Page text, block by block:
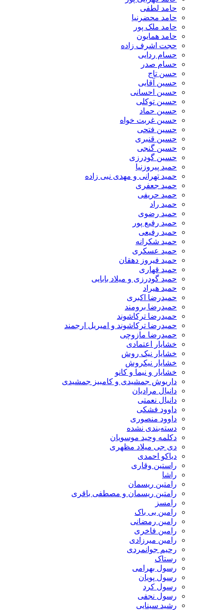
حامد لطفی
حامد محضرنیا
حامد ملک پور
حامد همایون
حجت اشرف زاده
حسام ردایی
حسام صدر
حسن تاج
حسین آقایی
حسین احسانی
حسین توکلی
حسین حماد
حسین غربت خواه
حسین فتحی
حسین قنبری
حسین گنجی
حسین گودرزی
حمید پیروزنیا
حمید تهرانی و مهدی نبی زاده
حمید جعفری
حمید حریفی
حمید راد
حمید رضوی
حمید رفیع پور
حمید رفیعی
حمید شکرانه
حمید عسکری
حمید فیروز دهقان
حمید قهاری
حمید گودرزی و میلاد بابایی
حمید هیراد
حمیدرضا اکبری
حمیدرضا برومند
حمیدرضا ترکاشوند
حمیدرضا ترکاشوند و امیریل ارجمند
حمیدرضا مازوچی
خشایار اعتمادی
خشایار نیک روش
خشایار نیکروش
خشایار و نیما و کانو
داریوش جمشیدی و کامبیز جمشیدی
دانیال مرادیان
دانیال نعمتی
داوود فشکی
داوود منصوری
دسته‌بندی نشده
دکلمه وحید موسویان
دی جی میلاد مظهری
دیاکو احمدی
راستین وقاری
رامتین ریسمان
رامتین ریسمان و مصطفی باقری
رامسز
رامین بی باک
رامین رمضانی
رامین فاخری
رامین میرزادی
رحیم جوانمردی
رستاک
رسول بهرامی
رسول پویان
رسول کرد
رسول نجفی
رشید سینایی